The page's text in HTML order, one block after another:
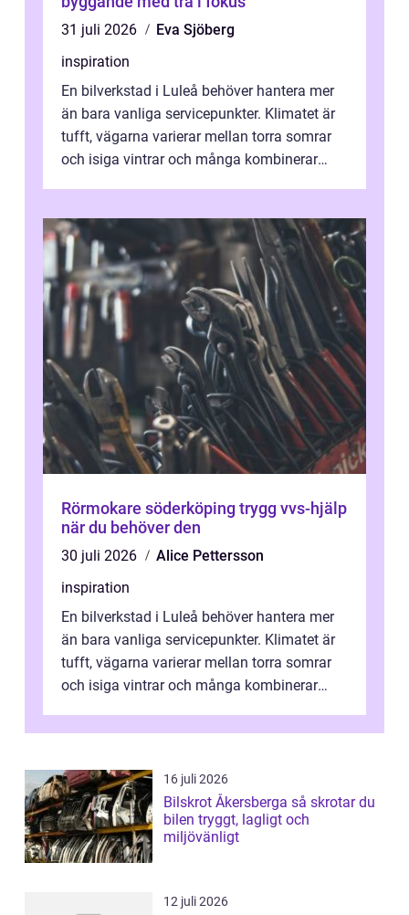
31 juli 2026
Eva Sjöberg
inspiration
En bilverkstad i Luleå behöver hantera mer
än bara vanliga servicepunkter. Klimatet är
tufft, vägarna varierar mellan torra somrar
och isiga vintrar och många kombinerar
Rörmokare söderköping trygg vvs-hjälp
när du behöver den
30 juli 2026
Alice Pettersson
inspiration
En bilverkstad i Luleå behöver hantera mer
än bara vanliga servicepunkter. Klimatet är
tufft, vägarna varierar mellan torra somrar
och isiga vintrar och många kombinerar
16 juli 2026
Bilskrot Åkersberga så skrotar du
bilen tryggt, lagligt och
miljövänligt
12 juli 2026